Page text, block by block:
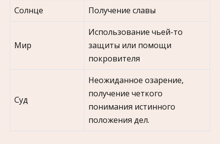
Солнце
Получение славы
Мир
Использование чьей-то
защиты или помощи
покровителя
Суд
Неожиданное озарение,
получение четкого
понимания истинного
положения дел.